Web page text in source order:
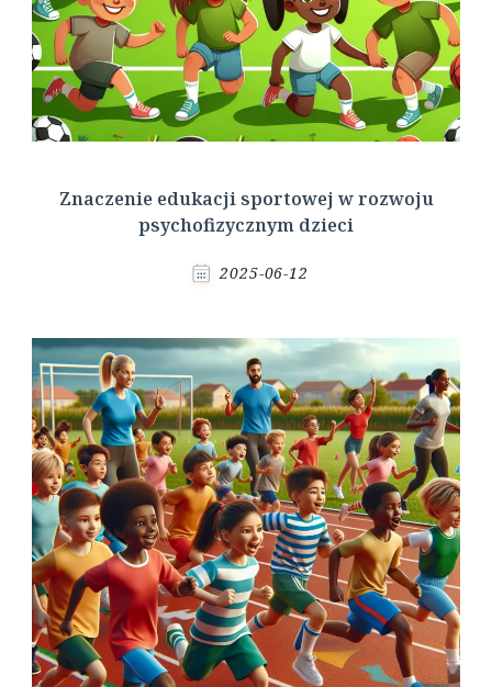
Znaczenie edukacji sportowej w rozwoju
psychofizycznym dzieci
2025-06-12